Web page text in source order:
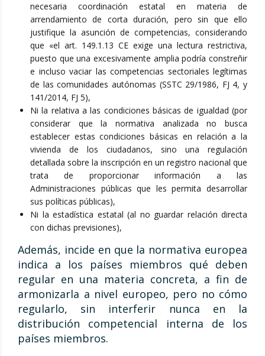
necesaria coordinación estatal en materia de
arrendamiento de corta duración, pero sin que ello
justifique la asunción de competencias, considerando
que «el art. 149.1.13 CE exige una lectura restrictiva,
puesto que una excesivamente amplia podría constreñir
e incluso vaciar las competencias sectoriales legítimas
de las comunidades autónomas (SSTC 29/1986, FJ 4, y
141/2014, FJ 5),
Ni la relativa a las condiciones básicas de igualdad (por
considerar que la normativa analizada no busca
establecer estas condiciones básicas en relación a la
vivienda de los ciudadanos, sino una regulación
detallada sobre la inscripción en un registro nacional que
trata de proporcionar información a las
Administraciones públicas que les permita desarrollar
sus políticas públicas),
Ni la estadística estatal (al no guardar relación directa
con dichas previsiones),
Además, incide en que la normativa europea
indica a los países miembros qué deben
regular en una materia concreta, a fin de
armonizarla a nivel europeo, pero no cómo
regularlo, sin interferir nunca en la
distribución competencial interna de los
países miembros.